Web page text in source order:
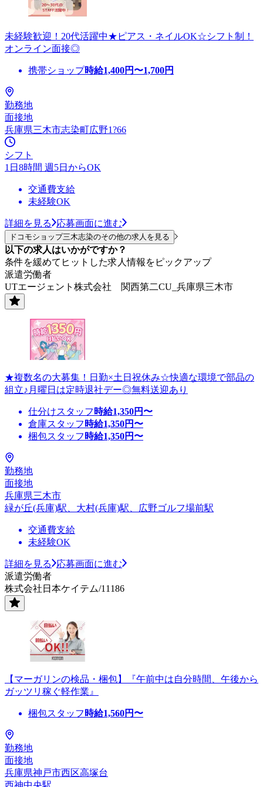
未経験歓迎！20代活躍中★ピアス・ネイルOK☆シフト制！
オンライン面接◎
携帯ショップ時給1,400円〜1,700円
勤務地
面接地
兵庫県三木市志染町広野1?66
シフト
1日8時間 週5日からOK
交通費支給
未経験OK
詳細を見る 応募画面に進む
ドコモショップ三木志染のその他の求人を見る
以下の求人はいかがですか？
条件を緩めてヒットした求人情報をピックアップ
派遣労働者
UTエージェント株式会社 関西第二CU_兵庫県三木市
★複数名の大募集！日勤×土日祝休み☆快適な環境で部品の
組立♪月曜日は定時退社デー◎無料送迎あり
仕分けスタッフ 時給1,350円〜
倉庫スタッフ 時給1,350円〜
梱包スタッフ 時給1,350円〜
勤務地
面接地
兵庫県三木市
緑が丘(兵庫)駅、大村(兵庫)駅、広野ゴルフ場前駅
交通費支給
未経験OK
詳細を見る
応募画面に進む
派遣労働者
株式会社日本ケイテム/11186
【マーガリンの検品・梱包】『午前中は自分時間、午後から
ガッツリ稼ぐ軽作業』
梱包スタッフ 時給1,560円〜
勤務地
面接地
兵庫県神戸市西区高塚台
西神中央駅